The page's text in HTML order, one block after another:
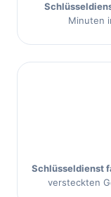
Minuten
Schlüsseldienst
versteckten